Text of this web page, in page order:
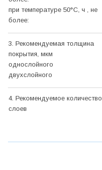
при температуре 50°С, ч , не
более:
3. Рекомендуемая толщина
покрытия, мкм
однослойного
двухслойного
4. Рекомендуемое количество
слоев